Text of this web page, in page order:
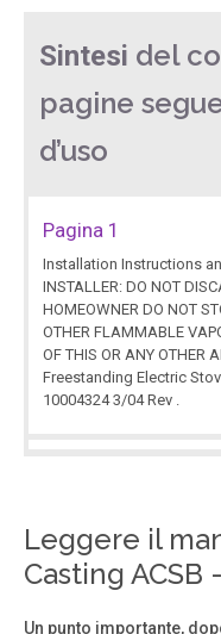
Sintesi del
pagine
d’uso
Pagina 1
Installation Instructions
INSTALLER: DO NOT
HOMEOWNER DO NOT
OTHER FLAMMABLE
OF THIS OR ANY OTHER
Freestanding Electric
10004324 3/04 Rev .
Instructions General
3 Locating Your Stove
Leggere il
Casting
Un punto importante,